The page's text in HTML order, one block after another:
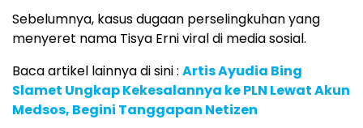
Sebelumnya, kasus dugaan perselingkuhan yang
menyeret nama Tisya Erni viral di media sosial.
Baca artikel lainnya di sini : Artis Ayudia Bing
Slamet Ungkap Kekesalannya ke PLN Lewat Akun
Medsos, Begini Tanggapan Netizen